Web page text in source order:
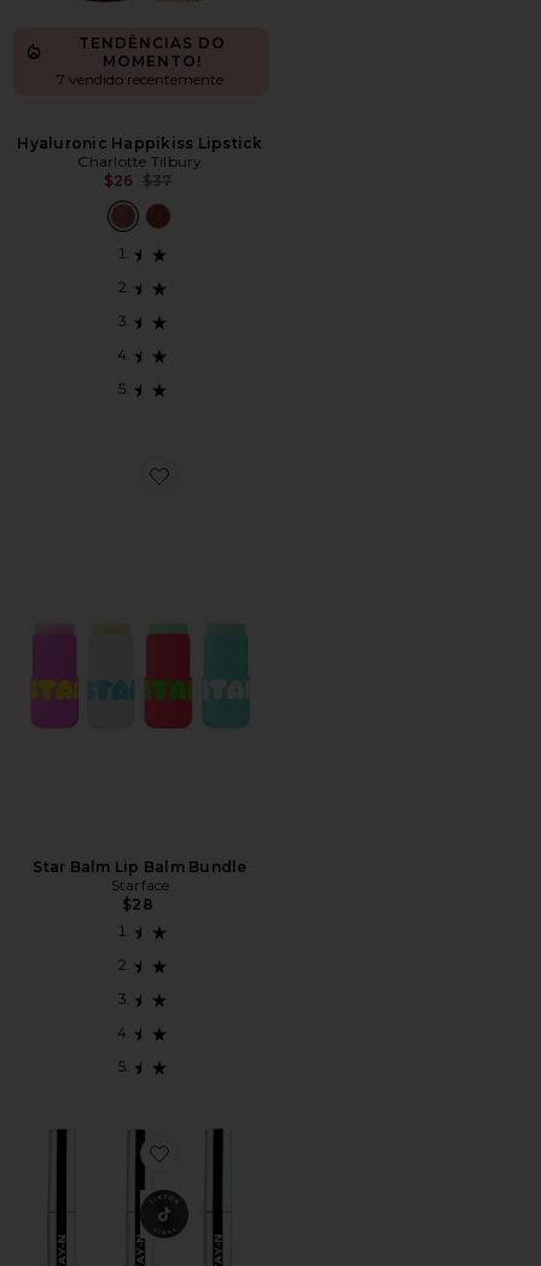
TENDÊNCIAS DO
MOMENTO!
7 vendido recentemente
Hyaluronic Happikiss Lipstick
Charlotte Tilbury
$26 Previous price:
$37
Favorite Star Balm Lip Balm Bundle
Star Balm Lip Balm Bundle
Starface
$28
Favorite Lip Liner STAY-N Deep Bundle